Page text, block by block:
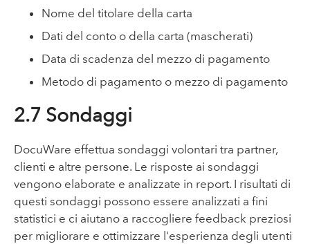
Nome del titolare della carta
Dati del conto o della carta (mascherati)
Data di scadenza del mezzo di pagamento
Metodo di pagamento o mezzo di pagamento
2.7 Sondaggi
DocuWare effettua sondaggi volontari tra partner,
clienti e altre persone. Le risposte ai sondaggi
vengono elaborate e analizzate in report. I risultati di
questi sondaggi possono essere analizzati a fini
statistici e ci aiutano a raccogliere feedback preziosi
per migliorare e ottimizzare l'esperienza degli utenti